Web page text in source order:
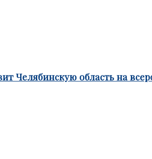
Челябинскую область на